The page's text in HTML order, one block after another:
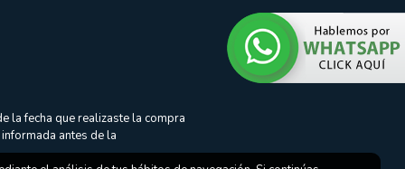
la fecha que realizaste la compra
antes de la